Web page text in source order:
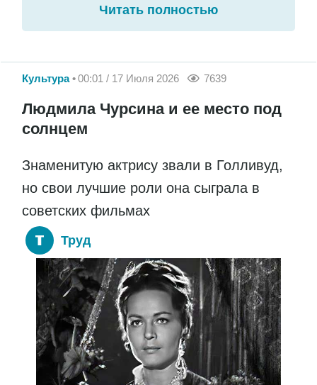
Читать полностью
Культура 00:01 / 17 Июля 2026 7639
Людмила Чурсина и ее место под
солнцем
Знаменитую актрису звали в Голливуд,
но свои лучшие роли она сыграла в
советских фильмах
Труд